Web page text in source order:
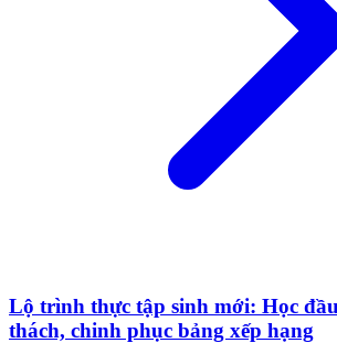
Lộ trình thực tập sinh mới: Học
thách, chinh phục bảng xếp hạng